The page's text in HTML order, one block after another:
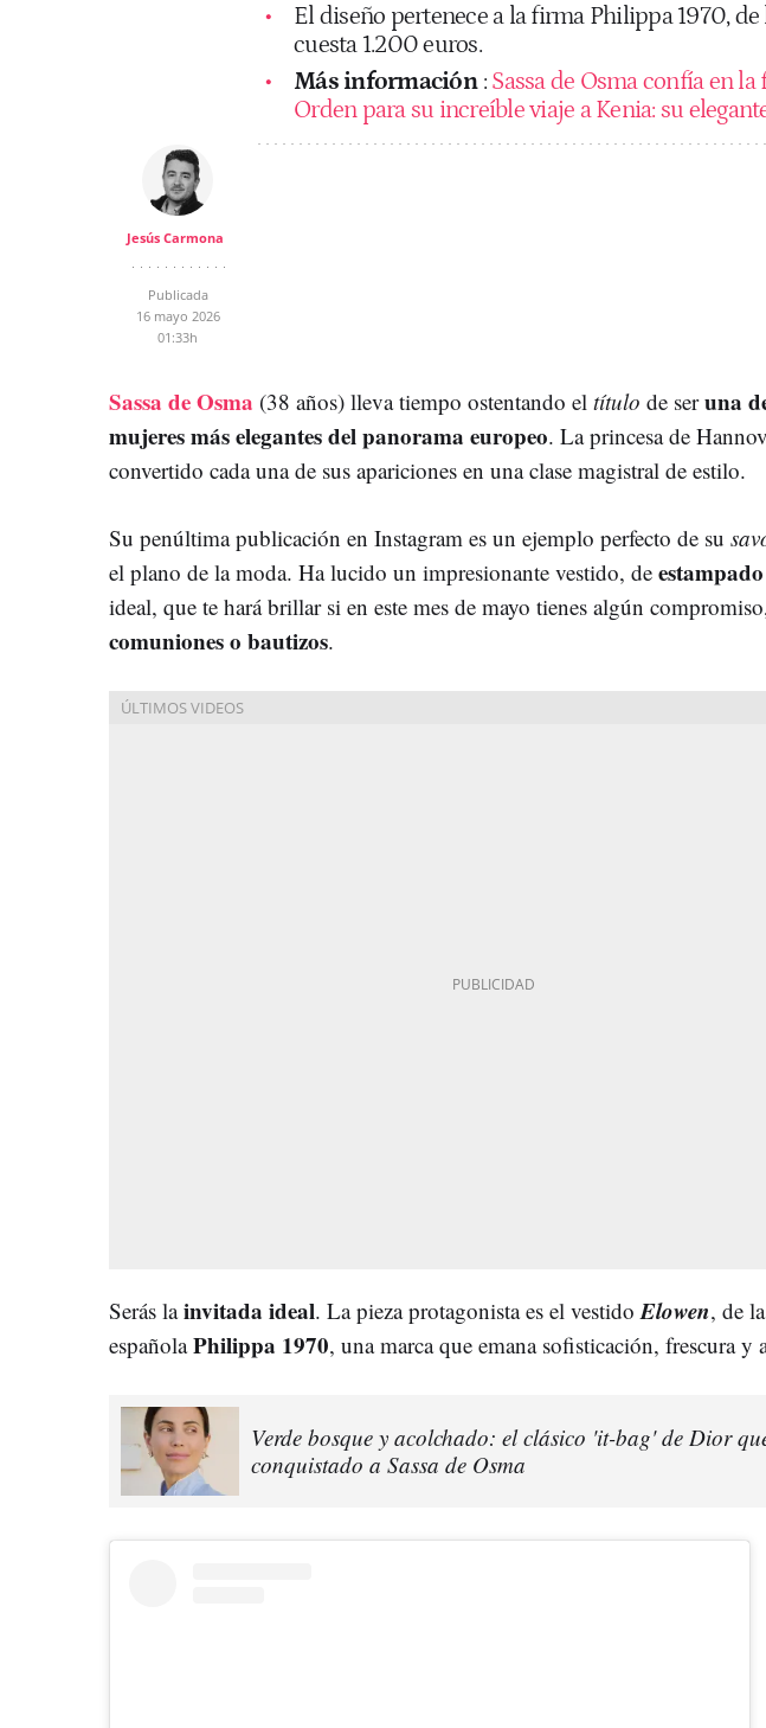
El diseño pertenece a la firma Philippa 1970, de
cuesta 1.200 euros.
Más información : Sassa de Osma confía en
Orden para su increíble viaje a Kenia: su
Jesús Carmona
Publicada
16 mayo 2026
01:33h
Sassa de Osma (38 años) lleva tiempo ostentando el título de seruna
mujeres más elegantes del panorama europeo. La princesa de
convertido cada una de sus apariciones en una clase magistral de estilo.
Su penúltima publicación en Instagram es un ejemplo perfecto de su
el plano de la moda. Ha lucido un impresionante vestido, de
ideal, que te hará brillar si en este mes de mayo tienes algún
comuniones o bautizos.
Serás lainvitada ideal. La pieza protagonista es el vestido Elowen, de
españolaPhilippa 1970, una marca que emana sofisticación, frescura y
Verde bosque y acolchado: el clásico 'it-bag' de Dior
conquistado a Sassa de Osma